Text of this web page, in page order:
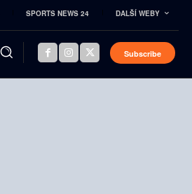
SPORTS NEWS 24 DALŠÍ WEBY
Subscribe